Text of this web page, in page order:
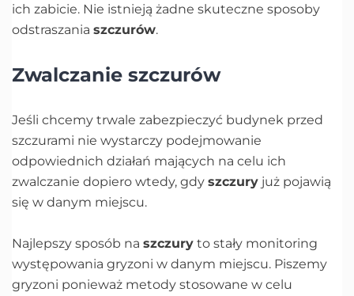
ich zabicie. Nie istnieją żadne skuteczne sposoby
odstraszania szczurów.
Zwalczanie szczurów
Jeśli chcemy trwale zabezpieczyć budynek przed
szczurami nie wystarczy podejmowanie
odpowiednich działań mających na celu ich
zwalczanie dopiero wtedy, gdy szczury już pojawią
się w danym miejscu.
Najlepszy sposób na szczury to stały monitoring
występowania gryzoni w danym miejscu. Piszemy
gryzoni ponieważ metody stosowane w celu